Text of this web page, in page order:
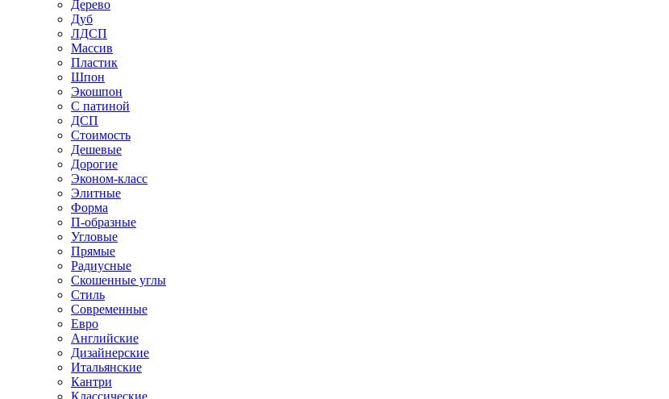
Дерево
Дуб
ЛДСП
Массив
Пластик
Шпон
Экошпон
С патиной
ДСП
Стоимость
Дешевые
Дорогие
Эконом-класс
Элитные
Форма
П-образные
Угловые
Прямые
Радиусные
Скошенные углы
Стиль
Современные
Евро
Английские
Дизайнерские
Итальянские
Кантри
Классические